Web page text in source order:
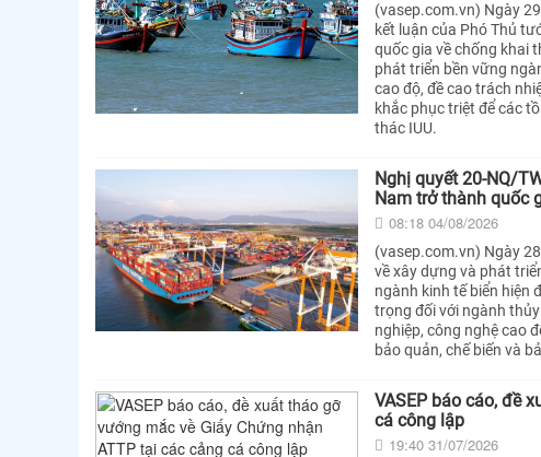
(vasep.com.vn) Ngày
kết luận của Phó Thủ
quốc gia về chống khai
phát triển bền vững
cao độ, đề cao trách
khắc phục triệt để các
thác IUU.
Nghị quyết 20-NQ/
Nam trở thành quốc
08:18 04/08/2026
(vasep.com.vn) Ngày
về xây dựng và phát
ngành kinh tế biển hiện
trọng đối với ngành
nghiệp, công nghệ cao
bảo quản, chế biến và
VASEP báo cáo, đề
cá công lập
19:40 31/07/2026